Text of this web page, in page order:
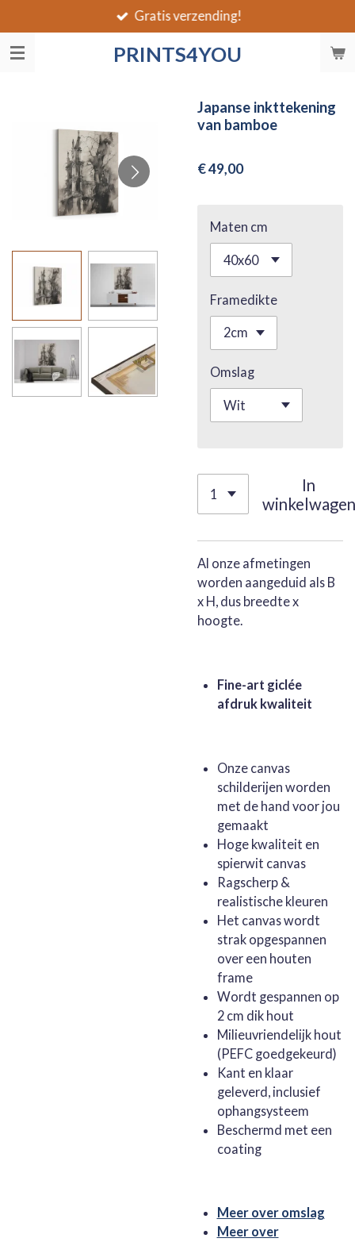
direct
naar
PRINTS4YOU
Gratis verzending!
Japanse inkttekening
van bamboe
€ 49,00
Maten cm
Framedikte
Omslag
In
winkelwagen
Al onze afmetingen
worden aangeduid als B
x H, dus breedte x
hoogte.
Fine-art giclée
afdruk kwaliteit
Onze canvas
schilderijen worden
met de hand voor jou
gemaakt
Hoge kwaliteit en
spierwit canvas
Ragscherp &
realistische kleuren
Het canvas wordt
strak opgespannen
over een houten
frame
Wordt gespannen op
2 cm dik hout
Milieuvriendelijk hout
(PEFC goedgekeurd)
Kant en klaar
geleverd, inclusief
ophangsysteem
Beschermd met een
coating
Meer over omslag
Meer over